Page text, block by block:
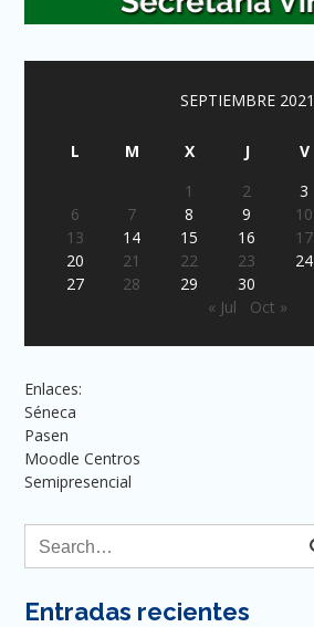
SEPTIEMBRE 2021
L M X J V
1
2 3
6
7 8 9 10
13
14 15 16 17
20
21 22 23 24
27
28 29
30
« Jul
Oct »
Enlaces:
Séneca
Pasen
Moodle Centros
Semipresencial
Entradas recientes